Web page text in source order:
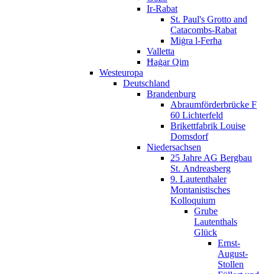
Ir-Rabat
St. Paul's Grotto and
Catacombs-Rabat
Miġra l-Ferħa
Valletta
Ħaġar Qim
Westeuropa
Deutschland
Brandenburg
Abraumförderbrücke F
60 Lichterfeld
Brikettfabrik Louise
Domsdorf
Niedersachsen
25 Jahre AG Bergbau
St. Andreasberg
9. Lautenthaler
Montanistisches
Kolloquium
Grube
Lautenthals
Glück
Ernst-
August-
Stollen